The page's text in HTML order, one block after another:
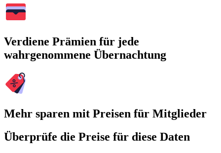
Verdiene Prämien für jede
wahrgenommene Übernachtung
Mehr sparen mit Preisen für Mitglieder
Überprüfe die Preise für diese Daten